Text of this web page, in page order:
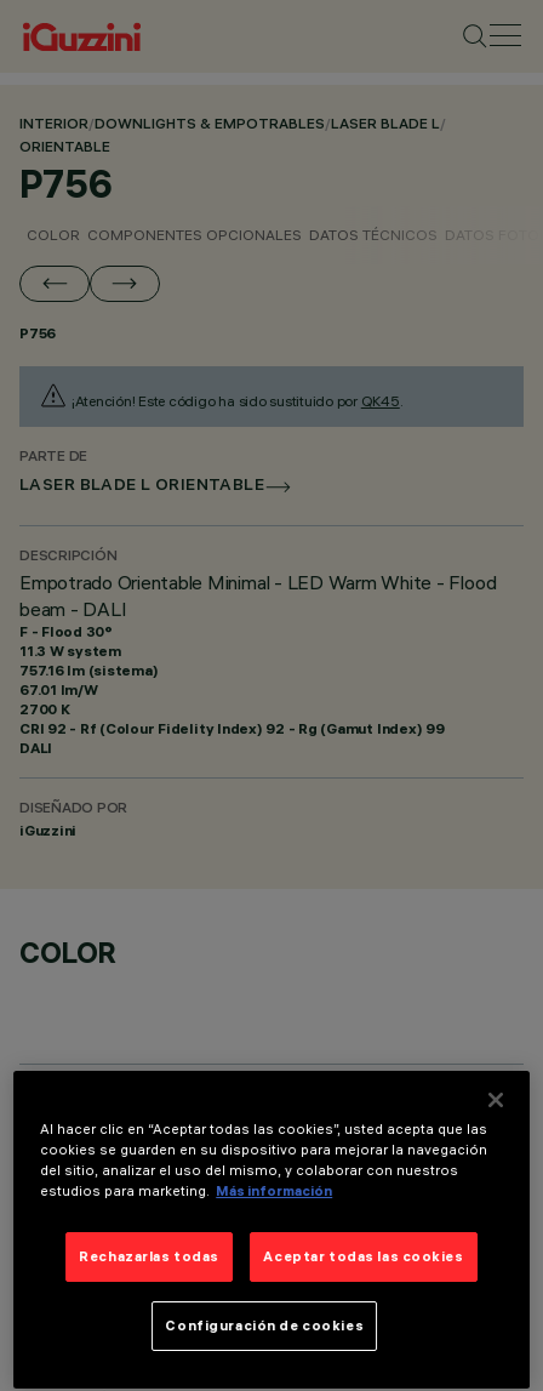
INTERIOR/DOWNLIGHTS & EMPOTRABLES/LASER BLADE L/
ORIENTABLE
P756
COLOR COMPONENTES OPCIONALES DATOS TÉCNICOS DATOS
P756
¡Atención! Este código ha sido sustituido por QK45.
PARTE DE
LASER BLADE L ORIENTABLE
DESCRIPCIÓN
Empotrado Orientable Minimal - LED Warm White - Flood
beam - DALI
F - Flood 30°
11.3 W system
757.16 lm (sistema)
67.01 lm/W
2700 K
CRI 92 - Rf (Colour Fidelity Index) 92 - Rg (Gamut Index) 99
DALI
DISEÑADO POR
iGuzzini
COLOR
COMPONENTES OPCIONALES
DATOS TÉCNICOS
Al hacer clic en “Aceptar todas las cookies”, usted acepta que las
cookies se guarden en su dispositivo para mejorar la navegación
del sitio, analizar el uso del mismo, y colaborar con nuestros
estudios para marketing. Más información
Rechazarlas todas Aceptar todas las cookies
Configuración de cookies